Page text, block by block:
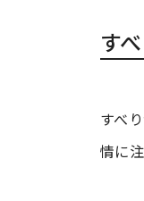
す
すべ
情に